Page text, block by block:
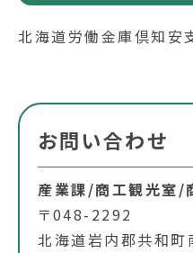
北海道労働金庫倶知安
お問い合わせ
産業課/商工観光室/
〒048-2292
北海道岩内郡共和